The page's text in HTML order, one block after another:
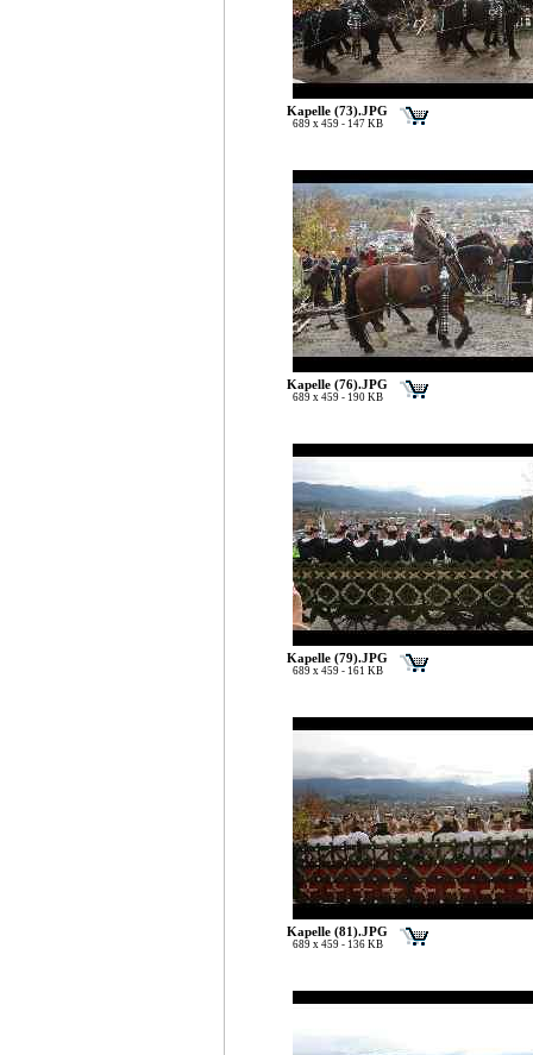
Kapelle (73).JPG
689 x 459 - 147 KB
Kapelle (76).JPG
689 x 459 - 190 KB
Kapelle (79).JPG
689 x 459 - 161 KB
Kapelle (81).JPG
689 x 459 - 136 KB